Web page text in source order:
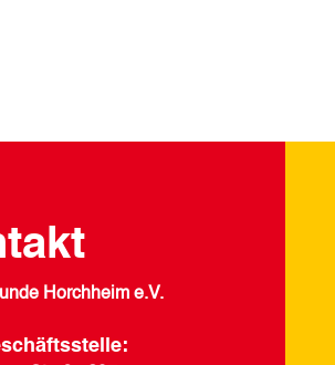
Horchheim e.V.